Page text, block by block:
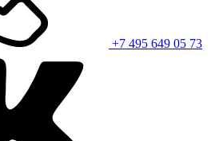
+7 495 649 05 73